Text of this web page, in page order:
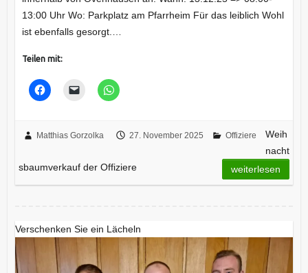
13:00 Uhr Wo: Parkplatz am Pfarrheim Für das leiblich Wohl
ist ebenfalls gesorgt.…
Teilen mit:
Matthias Gorzolka 27. November 2025 Offiziere
Weih
nacht
sbaumverkauf der Offiziere
weiterlesen
Verschenken Sie ein Lächeln